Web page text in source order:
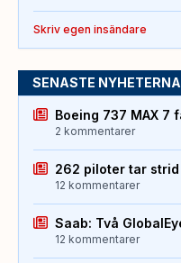
Skriv egen insändare
SENASTE NYHETERNA
Boeing 737 MAX 7
2 kommentarer
262 piloter tar strid
12 kommentarer
Saab: Två
12 kommentarer